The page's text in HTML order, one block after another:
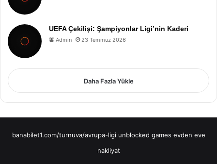
UEFA Çekilişi: Şampiyonlar Ligi’nin Kaderi
Admin 23 Temmuz 2026
Daha Fazla Yükle
banabilet1.com/turnuva/avrupa-ligi unblocked games evden eve
nakliyat